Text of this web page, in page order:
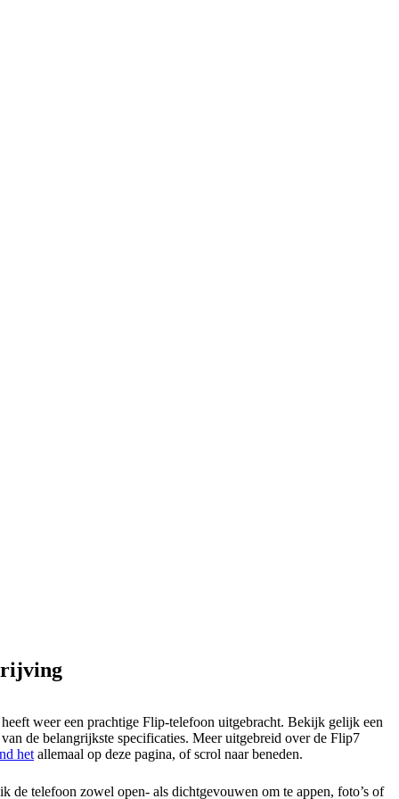
heeft weer een prachtige Flip-telefoon uitgebracht. Bekijk gelijk een
de belangrijkste specificaties. Meer uitgebreid over de Flip7
het allemaal op deze pagina, of scrol naar beneden.
de telefoon zowel open- als dichtgevouwen om te appen, foto’s of